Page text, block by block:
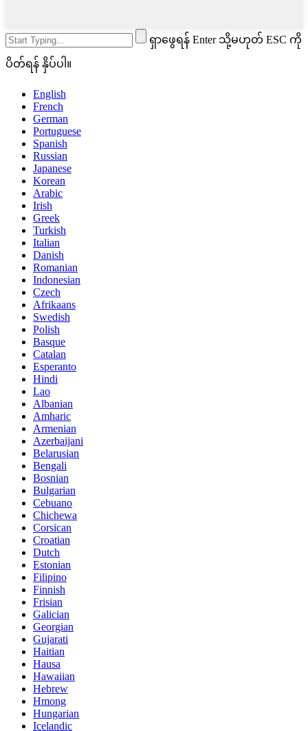
ရှာဖွေရန် Enter သို့မဟုတ် ESC ကို
ပိတ်ရန် နှိပ်ပါ။
English
French
German
Portuguese
Spanish
Russian
Japanese
Korean
Arabic
Irish
Greek
Turkish
Italian
Danish
Romanian
Indonesian
Czech
Afrikaans
Swedish
Polish
Basque
Catalan
Esperanto
Hindi
Lao
Albanian
Amharic
Armenian
Azerbaijani
Belarusian
Bengali
Bosnian
Bulgarian
Cebuano
Chichewa
Corsican
Croatian
Dutch
Estonian
Filipino
Finnish
Frisian
Galician
Georgian
Gujarati
Haitian
Hausa
Hawaiian
Hebrew
Hmong
Hungarian
Icelandic